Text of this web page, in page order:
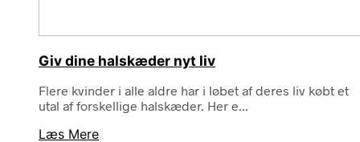
Giv dine halskæder nyt liv
Flere kvinder i alle aldre har i løbet af deres liv købt et
utal af forskellige halskæder. Her e...
Læs Mere